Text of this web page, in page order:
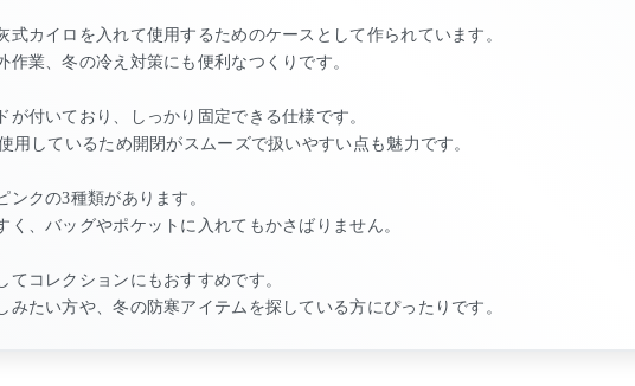
式カイロを入れて使用するためのケースとして作られています。
作業、冬の冷え対策にも便利なつくりです。
が付いており、しっかり固定できる仕様です。
用しているため開閉がスムーズで扱いやすい点も魅力です。
ンクの3種類があります。
く、バッグやポケットに入れてもかさばりません。
てコレクションにもおすすめです。
みたい方や、冬の防寒アイテムを探している方にぴったりです。